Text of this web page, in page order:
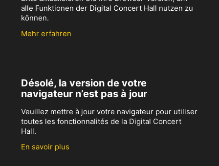
alle Funktionen der Digital Concert Hall nutzen zu
können.
Mehr erfahren
Désolé, la version de votre
navigateur n’est pas à jour
Veuillez mettre à jour votre navigateur pour utiliser
toutes les fonctionnalités de la Digital Concert
Hall.
En savoir plus